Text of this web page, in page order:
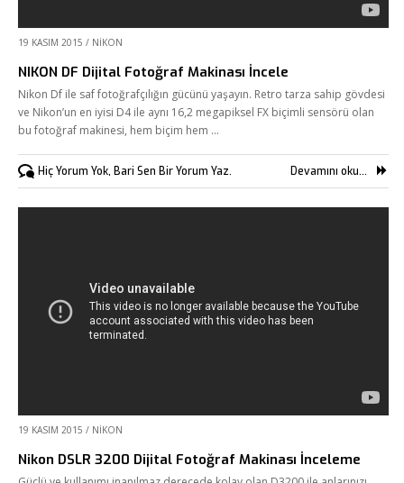
19 KASIM 2015 / NIKON
NIKON DF Dijital Fotoğraf Makinası İncele
Nikon Df ile saf fotoğrafçılığın gücünü yaşayın. Retro tarza sahip gövdesi
ve Nikon’un en iyisi D4 ile aynı 16,2 megapiksel FX biçimli sensörü olan
bu fotoğraf makinesi, hem biçim hem …
Hiç Yorum Yok, Bari Sen Bir Yorum Yaz. Devamını oku...
19 KASIM 2015 / NIKON
Nikon DSLR 3200 Dijital Fotoğraf Makinası İnceleme